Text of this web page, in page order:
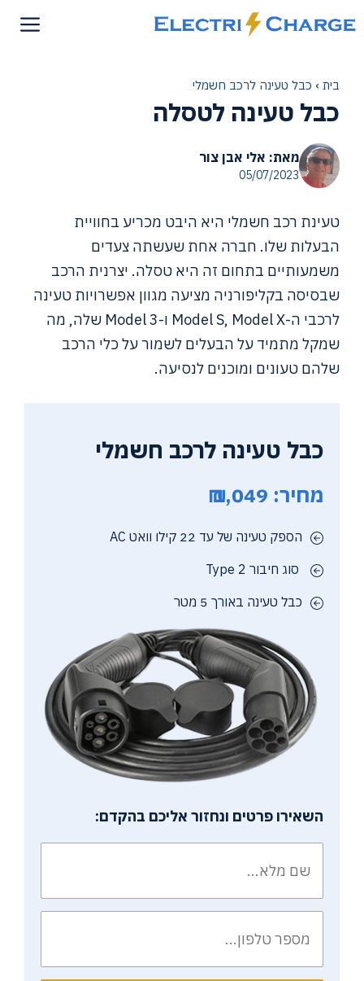
לתוכן
בית › כבל טעינה לרכב חשמלי
כבל טעינה לטסלה
מאת: אלי אבן צור
05/07/2023
טעינת רכב חשמלי היא היבט מכריע בחוויית
הבעלות שלו. חברה אחת שעשתה צעדים
משמעותיים בתחום זה היא טסלה. יצרנית הרכב
שבסיסה בקליפורניה מציעה מגוון אפשרויות טעינה
לרכבי ה-Model S, Model X ו-Model 3 שלה, מה
שמקל מתמיד על הבעלים לשמור על כלי הרכב
שלהם טעונים ומוכנים לנסיעה.
כבל טעינה לרכב חשמלי
מחיר: 1,049 ₪
הספק טעינה של עד 22 קילו וואט AC
סוג חיבור Type 2
כבל טעינה באורך 5 מטר
השאירו פרטים ונחזור אליכם בהקדם: